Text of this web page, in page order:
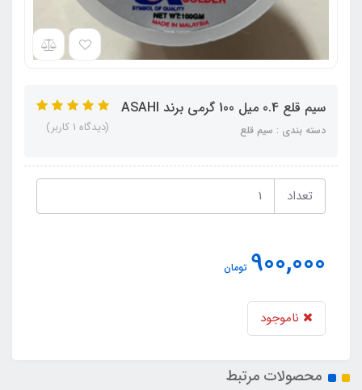
سیم قلع 0.4 میل 100 گرمی برند ASAHI
دسته بندی : سیم قلع (دیدگاه 1 کاربر)
تعداد
900,000 تومان
ناموجود
محصولات مرتبط